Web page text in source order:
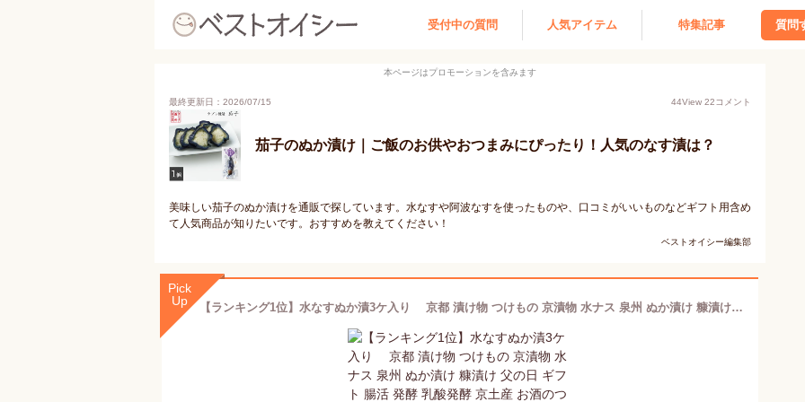
受付中の質問 人気アイテム 特集記事 質問
本ページはプロモーションを含みます
最終更新日：2026/07/15 44View 22コメント
茄子のぬか漬け｜ご飯のお供やおつまみにぴったり！人気のなす漬は？
美味しい茄子のぬか漬けを通販で探しています。水なすや阿波なすを使ったものや、口コミがいいものなどギフト用含め
て人気商品が知りたいです。おすすめを教えてください！
ベストオイシー編集部
Pick
Up
【ランキング1位】水なすぬか漬3ケ入り 京都 漬け物 つけもの 京漬物 水ナス 泉州 ぬか漬け 糠漬け 父の日 ギフト 腸活 発酵 乳酸発酵 京土産 お酒のつまみ ごはんのお供 父の日 母の日 敬老の日 お取り寄せ グルメ 老舗 京つけもの川久 北尾商店